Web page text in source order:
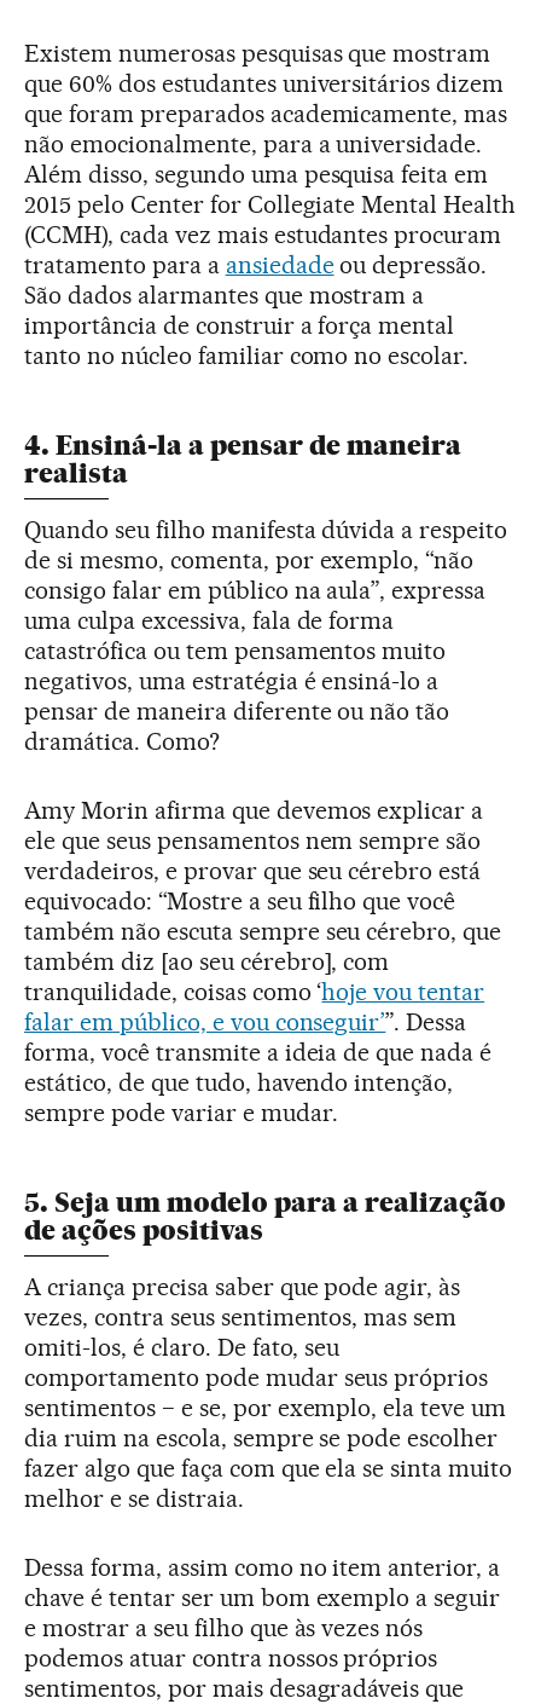
Existem numerosas pesquisas que mostram
que 60% dos estudantes universitários dizem
que foram preparados academicamente, mas
não emocionalmente, para a universidade.
Além disso, segundo uma pesquisa feita em
2015 pelo Center for Collegiate Mental Health
(CCMH), cada vez mais estudantes procuram
tratamento para a ansiedadeou depressão.
São dados alarmantes que mostram a
importância de construir a força mental
tanto no núcleo familiar como no escolar.
4. Ensiná-la a pensar de maneira
realista
Quando seu filho manifesta dúvida a respeito
de si mesmo, comenta, por exemplo, “não
consigo falar em público na aula”, expressa
uma culpa excessiva, fala de forma
catastrófica ou tem pensamentos muito
negativos, uma estratégia é ensiná-lo a
pensar de maneira diferente ou não tão
dramática. Como?
Amy Morin afirma que devemos explicar a
ele que seus pensamentos nem sempre são
verdadeiros, e provar que seu cérebro está
equivocado: “Mostre a seu filho que você
também não escuta sempre seu cérebro, que
também diz [ao seu cérebro], com
tranquilidade, coisas como ‘hoje vou tentar
falar em público, e vou conseguir’”. Dessa
forma, você transmite a ideia de que nada é
estático, de que tudo, havendo intenção,
sempre pode variar e mudar.
5. Seja um modelo para a realização
de ações positivas
A criança precisa saber que pode agir, às
vezes, contra seus sentimentos, mas sem
omiti-los, é claro. De fato, seu
comportamento pode mudar seus próprios
sentimentos − e se, por exemplo, ela teve um
dia ruim na escola, sempre se pode escolher
fazer algo que faça com que ela se sinta muito
melhor e se distraia.
Dessa forma, assim como no item anterior, a
chave é tentar ser um bom exemplo a seguir
e mostrar a seu filho que às vezes nós
podemos atuar contra nossos próprios
sentimentos, por mais desagradáveis que